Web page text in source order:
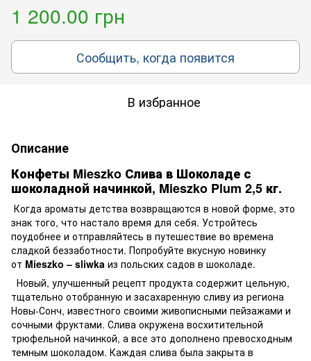
1 200.00 грн
Сообщить, когда появится
В избранное
Описание
Конфеты Mieszko Слива в Шоколаде с
шоколадной начинкой, Mieszko Plum 2,5 кг.
Когда ароматы детства возвращаются в новой форме, это
знак того, что настало время для себя. Устройтесь
поудобнее и отправляйтесь в путешествие во времена
сладкой беззаботности. Попробуйте вкусную новинку
от Mieszko – sliwka из польских садов в шоколаде.
Новый, улучшенный рецепт продукта содержит цельную,
тщательно отобранную и засахаренную сливу из региона
Новы-Сонч, известного своими живописными пейзажами и
сочными фруктами. Слива окружена восхитительной
трюфельной начинкой, а все это дополнено превосходным
темным шоколадом. Каждая слива была закрыта в